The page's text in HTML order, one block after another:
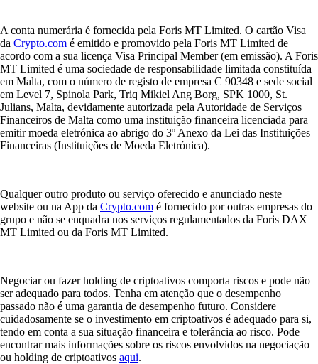
A conta numerária é fornecida pela Foris MT Limited. O cartão Visa
da Crypto.com é emitido e promovido pela Foris MT Limited de
acordo com a sua licença Visa Principal Member (em emissão). A Foris
MT Limited é uma sociedade de responsabilidade limitada constituída
em Malta, com o número de registo de empresa C 90348 e sede social
em Level 7, Spinola Park, Triq Mikiel Ang Borg, SPK 1000, St.
Julians, Malta, devidamente autorizada pela Autoridade de Serviços
Financeiros de Malta como uma instituição financeira licenciada para
emitir moeda eletrónica ao abrigo do 3º Anexo da Lei das Instituições
Financeiras (Instituições de Moeda Eletrónica).
Qualquer outro produto ou serviço oferecido e anunciado neste
website ou na App da Crypto.com é fornecido por outras empresas do
grupo e não se enquadra nos serviços regulamentados da Foris DAX
MT Limited ou da Foris MT Limited.
Negociar ou fazer holding de criptoativos comporta riscos e pode não
ser adequado para todos. Tenha em atenção que o desempenho
passado não é uma garantia de desempenho futuro. Considere
cuidadosamente se o investimento em criptoativos é adequado para si,
tendo em conta a sua situação financeira e tolerância ao risco. Pode
encontrar mais informações sobre os riscos envolvidos na negociação
ou holding de criptoativos aqui.